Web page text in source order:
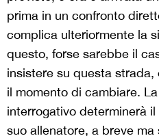
prima in un confronto
complica ulteriormente la
questo, forse sarebbe il
insistere su questa
il momento di cambiare.
interrogativo determinerà
suo allenatore, a breve